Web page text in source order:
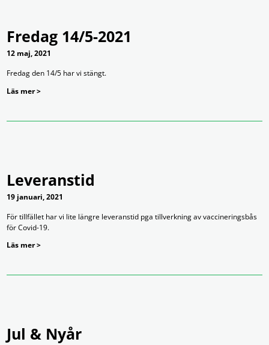
Fredag 14/5-2021
12 maj, 2021
Fredag den 14/5 har vi stängt.
Läs mer >
Leveranstid
19 januari, 2021
För tillfället har vi lite längre leveranstid pga tillverkning av vaccineringsbås
för Covid-19.
Läs mer >
Jul & Nyår